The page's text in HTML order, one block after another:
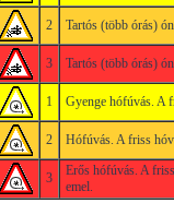
2 Tartós (több órás)
3 Tartós (több órás)
1 Gyenge hófúvás. A
2 Hófúvás. A friss
3
Erős hófúvás. A
emel.